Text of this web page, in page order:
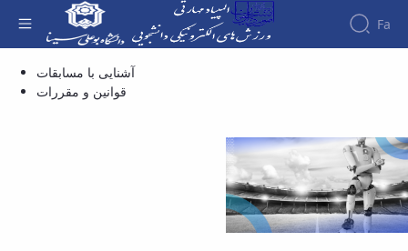
Fa
آشنایی با مسابقات - مسابقات هوش مصنوعی،
رباتیک و برنامه‌های کاربردی گوشی‌های هوشمند
آشنایی با مسابقات
قوانین و مقررات